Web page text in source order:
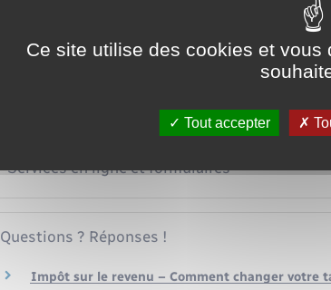
Services en ligne et formulaires
Questions ? Réponses !
Impôt sur le revenu – Comment changer votre
Ce site utilise des cookies et
Tout accepter